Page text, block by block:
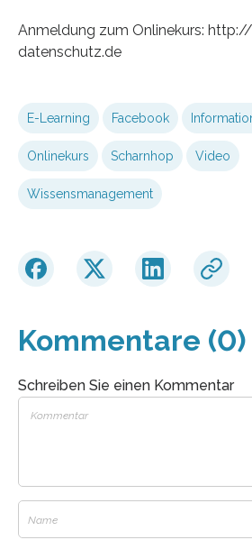
Anmeldung zum Onlinekurs:
datenschutz.de
E-Learning Facebook
Onlinekurs Scharnhop Video
Wissensmanagement
Kommentare (0)
Schreiben Sie einen Kommentar